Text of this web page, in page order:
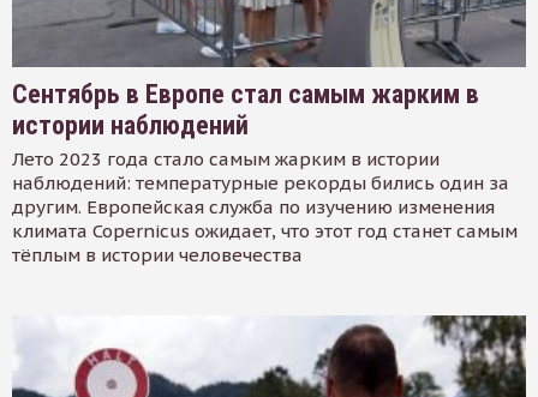
Сентябрь в Европе стал самым жарким в
истории наблюдений
Лето 2023 года стало самым жарким в истории
наблюдений: температурные рекорды бились один за
другим. Европейская служба по изучению изменения
климата Copernicus ожидает, что этот год станет самым
тёплым в истории человечества